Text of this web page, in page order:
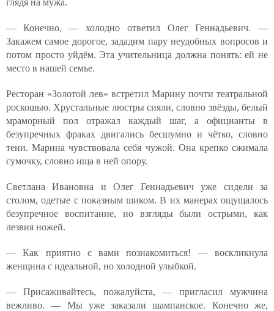
глядя на мужа.
— Конечно, — холодно ответил Олег Геннадьевич. —
Закажем самое дорогое, зададим пару неудобных вопросов и
потом просто уйдём. Эта учительница должна понять: ей не
место в нашей семье.
Ресторан «Золотой лев» встретил Марину почти театральной
роскошью. Хрустальные люстры сияли, словно звёзды, белый
мраморный пол отражал каждый шаг, а официанты в
безупречных фраках двигались бесшумно и чётко, словно
тени. Марина чувствовала себя чужой. Она крепко сжимала
сумочку, словно ища в ней опору.
Светлана Ивановна и Олег Геннадьевич уже сидели за
столом, одетые с показным шиком. В их манерах ощущалось
безупречное воспитание, но взгляды были острыми, как
лезвия ножей.
— Как приятно с вами познакомиться! — воскликнула
женщина с идеальной, но холодной улыбкой.
— Присаживайтесь, пожалуйста, — пригласил мужчина
вежливо. — Мы уже заказали шампанское. Конечно же,